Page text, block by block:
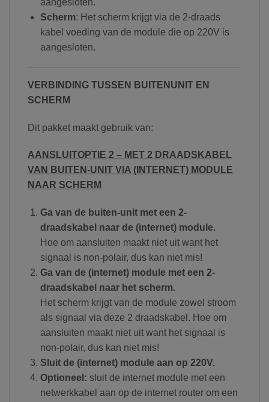
aangesloten.
Scherm: Het scherm krijgt via de 2-draads
kabel voeding van de module die op 220V is
aangesloten.
VERBINDING TUSSEN BUITENUNIT EN
SCHERM
Dit pakket maakt gebruik van:
AANSLUITOPTIE 2 – MET 2 DRAADSKABEL
VAN BUITEN-UNIT VIA (INTERNET) MODULE
NAAR SCHERM
Ga van de buiten-unit met een 2-
draadskabel naar de (internet) module.
Hoe om aansluiten maakt niet uit want het
signaal is non-polair, dus kan niet mis!
Ga van de (internet) module met een 2-
draadskabel naar het scherm.
Het scherm krijgt van de module zowel stroom
als signaal via deze 2 draadskabel. Hoe om
aansluiten maakt niet uit want het signaal is
non-polair, dus kan niet mis!
Sluit de (internet) module aan op 220V.
Optioneel: sluit de internet module met een
netwerkkabel aan op de internet router om een